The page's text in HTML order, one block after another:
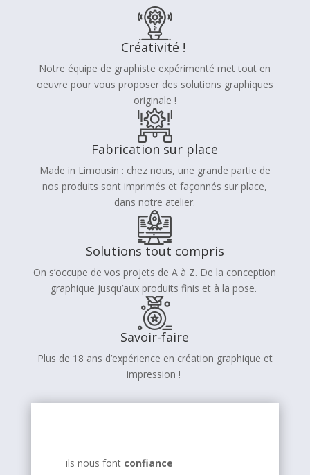
Créativité !
Notre équipe de graphiste expérimenté met tout en
oeuvre pour vous proposer des solutions graphiques
originale !
Fabrication sur place
Made in Limousin : chez nous, une grande partie de
nos produits sont imprimés et façonnés sur place,
dans notre atelier.
Solutions tout compris
On s’occupe de vos projets de A à Z. De la conception
graphique jusqu’aux produits finis et à la pose.
Savoir-faire
Plus de 18 ans d’expérience en création graphique et
impression !
ils nous font confiance